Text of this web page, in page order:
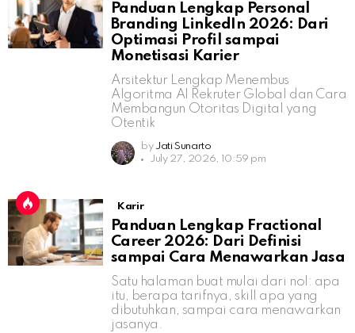
Panduan Lengkap Personal
Branding LinkedIn 2026: Dari
Optimasi Profil sampai
Monetisasi Karier
Arsitektur Lengkap Menembus
Algoritma AI Rekruter Global dan Cara
Membangun Otoritas Digital yang
Otentik
by Jati Sunarto
July 27, 2026, 10:59 pm
Karir
Panduan Lengkap Fractional
Career 2026: Dari Definisi
sampai Cara Menawarkan Jasa
Satu halaman buat mulai dari nol: apa
itu, berapa tarifnya, skill apa yang
dibutuhkan, sampai cara menawarkan
jasanya.